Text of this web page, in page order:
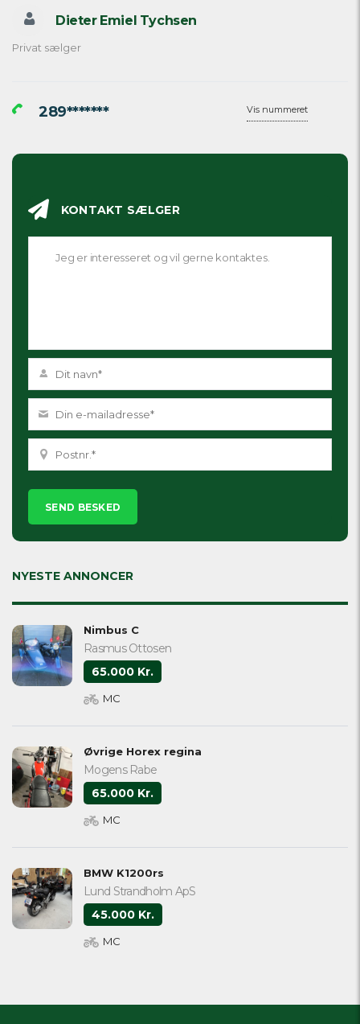
Dieter Emiel Tychsen
Privat sælger
289******* Vis nummeret
KONTAKT SÆLGER
Please
leave
empty.
NYESTE ANNONCER
Nimbus C
Rasmus Ottosen
65.000 Kr.
MC
Øvrige Horex regina
Mogens Rabe
65.000 Kr.
MC
BMW K1200rs
Lund Strandholm ApS
45.000 Kr.
MC